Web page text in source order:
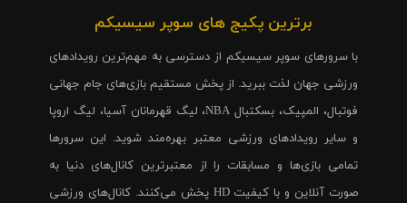
برترین پکیج های سوپر سیسیکم
با سرورهای سوپر سیسیکم از دسترسی به مهم‌ترین رویدادهای
ورزشی جهان لذت ببرید. از پخش مستقیم بازی‌های جام جهانی
فوتبال، المپیک، بسکتبال NBA، لیگ قهرمانان آسیا، لیگ اروپا
و سایر رویدادهای ورزشی معتبر بهره‌مند شوید. این سرورها
تمامی بازی‌ها و مسابقات را از معتبرترین کانال‌های دنیا به
صورت آنلاین و با کیفیت HD پخش می‌کنند. کانال‌های ورزشی